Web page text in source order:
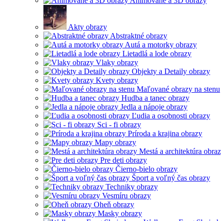
Akty obrazy
Abstraktné obrazy
Autá a motorky obrazy
Lietadlá a lode obrazy
Vlaky obrazy
Objekty a Detaily obrazy
Kvety obrazy
Maľované obrazy na stenu
Hudba a tanec obrazy
Jedla a nápoje obrazy
Ľudia a osobnosti obrazy
Sci - fi obrazy
Príroda a krajina obrazy
Mapy obrazy
Mestá a architektúra
Pre deti obrazy
Čierno-bielo obrazy
Šport a voľný čas obrazy
Techniky obrazy
Vesmíru obrazy
Oheň obrazy
Masky obrazy